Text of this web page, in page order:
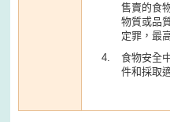
售賣的食
物質或品
定罪，最
食物安全
件和採取